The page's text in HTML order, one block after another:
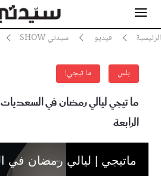
فيديو سيدتي SHOW
بلس ما تيجي!
ما تيجي ليالي رمضان في
الرابعة
مشاهير
أناقة
صحة ورشاقة
بلس+